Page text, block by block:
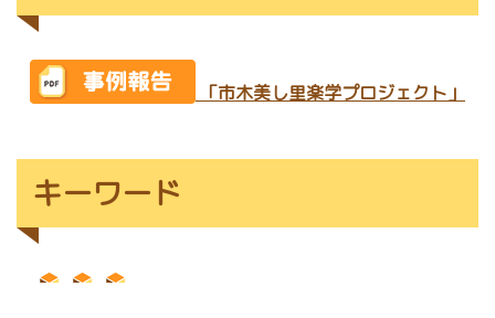
「市木美し里楽学プロジェクト」
キーワード